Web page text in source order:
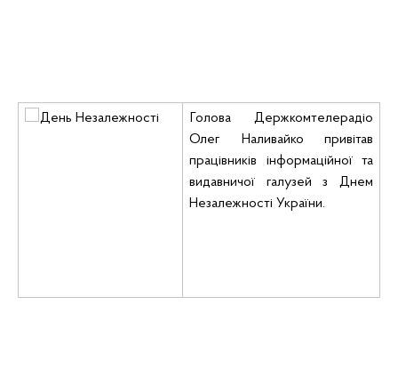
Голова Держкомтелерадіо
Олег Наливайко привітав
працівників інформаційної та
видавничої галузей з Днем
Незалежності України.